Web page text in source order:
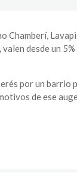
Chamberí,
desde un
por un barrio
de ese